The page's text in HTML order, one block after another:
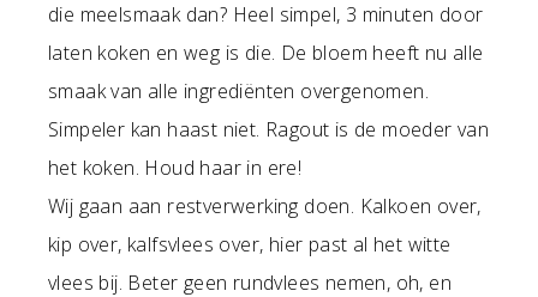
die meelsmaak dan? Heel simpel, 3 minuten door
laten koken en weg is die. De bloem heeft nu alle
smaak van alle ingrediënten overgenomen.
Simpeler kan haast niet. Ragout is de moeder van
het koken. Houd haar in ere!
Wij gaan aan restverwerking doen. Kalkoen over,
kip over, kalfsvlees over, hier past al het witte
vlees bij. Beter geen rundvlees nemen, oh, en